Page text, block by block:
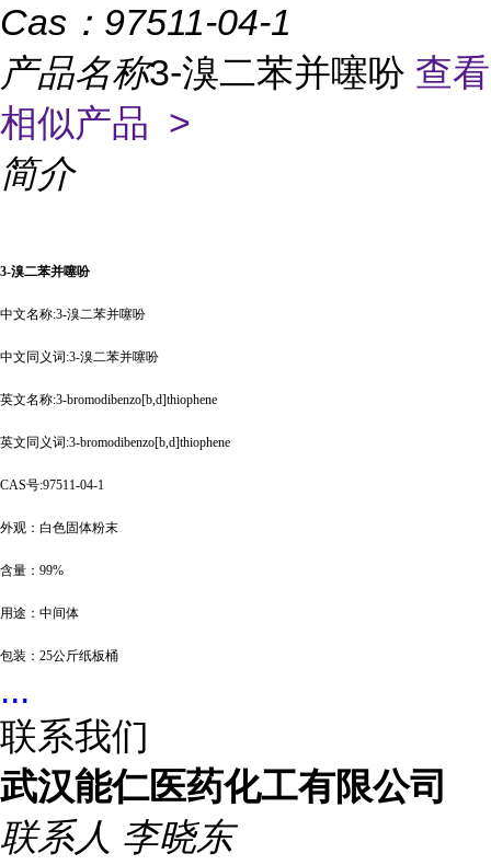
Cas： 97511-04-1
产品名称3-溴二苯并噻吩 查看
相似产品 >
简介
3-溴二苯并噻吩
中文名称:3-溴二苯并噻吩
中文同义词 :3-溴二苯并噻吩
英文名称:3-bromodibenzo[b,d]thiophene
英文同义词 :3-bromodibenzo[b,d]thiophene
CAS号:97511-04-1
外观：白色固体粉末
含量： 99%
用途：中间体
包装： 25公斤纸板桶
...
联系我们
武汉能仁医药化工有限公司
联系人 李晓东